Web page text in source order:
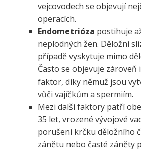
vejcovodech se objevují
operacích.
Endometrióza postihuje
neplodných žen. Děložní
případě vyskytuje mimo
Často se objevuje
faktor, díky němuž jsou
vůči vajíčkům a spermiím.
Mezi další faktory patří
35 let, vrozené vývojové
porušení krčku děložního
zánětu nebo časté záněty